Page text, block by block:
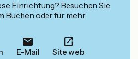
Einrichtung? Besuchen Sie
Buchen oder für mehr
E-Mail Site web